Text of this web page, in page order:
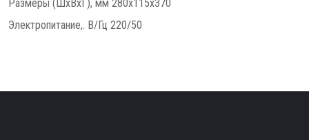
Размеры (ШxВxГ), мм 280х115х370
Электропитание,. В/Гц 220/50